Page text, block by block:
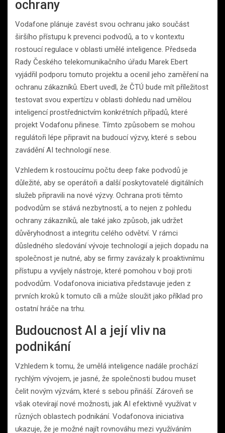
ochrany
Vodafone plánuje zavést svou ochranu jako součást
širšího přístupu k prevenci podvodů, a to v kontextu
rostoucí regulace v oblasti umělé inteligence. Předseda
Rady Českého telekomunikačního úřadu Marek Ebert
vyjádřil podporu tomuto projektu a ocenil jeho zaměření na
ochranu zákazníků. Ebert uvedl, že ČTÚ bude mít příležitost
testovat svou expertízu v oblasti dohledu nad umělou
inteligencí prostřednictvím konkrétních případů, které
projekt Vodafonu přinese. Tímto způsobem se mohou
regulátoři lépe připravit na budoucí výzvy, které s sebou
zavádění AI technologií nese.
Vzhledem k rostoucímu počtu deep fake podvodů je
důležité, aby se operátoři a další poskytovatelé digitálních
služeb připravili na nové výzvy. Ochrana proti těmto
podvodům se stává nezbytností, a to nejen z pohledu
ochrany zákazníků, ale také jako způsob, jak udržet
důvěryhodnost a integritu celého odvětví. V rámci
důsledného sledování vývoje technologií a jejich dopadu na
společnost je nutné, aby se firmy zavázaly k proaktivnímu
přístupu a vyvíjely nástroje, které pomohou v boji proti
podvodům. Vodafonova iniciativa představuje jeden z
prvních kroků k tomuto cíli a může sloužit jako příklad pro
ostatní hráče na trhu.
Budoucnost AI a její vliv na
podnikání
Vzhledem k tomu, že umělá inteligence nadále prochází
rychlým vývojem, je jasné, že společnosti budou muset
čelit novým výzvám, které s sebou přináší. Zároveň se
však otevírají nové možnosti, jak AI efektivně využívat v
různých oblastech podnikání. Vodafonova iniciativa
ukazuje, že je možné najít rovnováhu mezi využíváním